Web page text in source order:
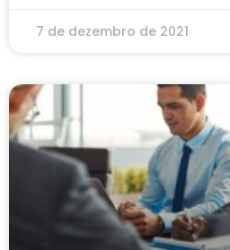
7 de dezembro de 2021